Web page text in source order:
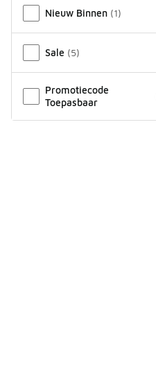
Nieuw Binnen (1)
Sale (5)
Promotiecode
Toepasbaar